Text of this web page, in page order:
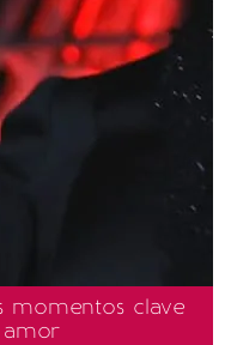
momentos clave